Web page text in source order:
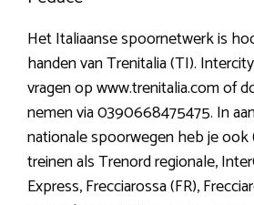
Het Italiaanse spoornetwerk is
handen van Trenitalia (TI).
vragen op www.trenitalia.com of
nemen via 0390668475475. In
nationale spoorwegen heb je ook
treinen als Trenord regionale,
Express, Frecciarossa (FR),